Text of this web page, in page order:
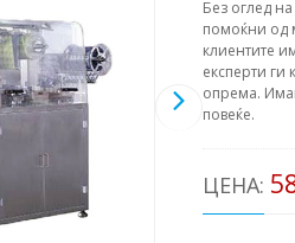
Без оглед на
помоќни од
клиентите
експерти ги
опрема.
повеќе.
ЦЕНА: